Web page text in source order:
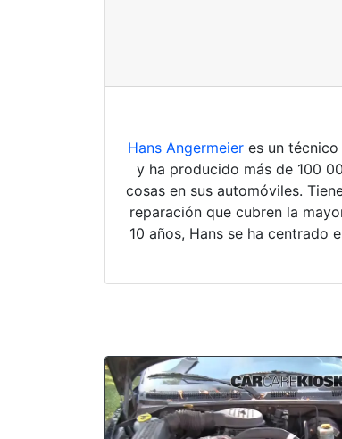
Hans Angermeieres un técnico
y ha producido más de 100
cosas en sus automóviles.
reparación que cubren la
10 años, Hans se ha centrado